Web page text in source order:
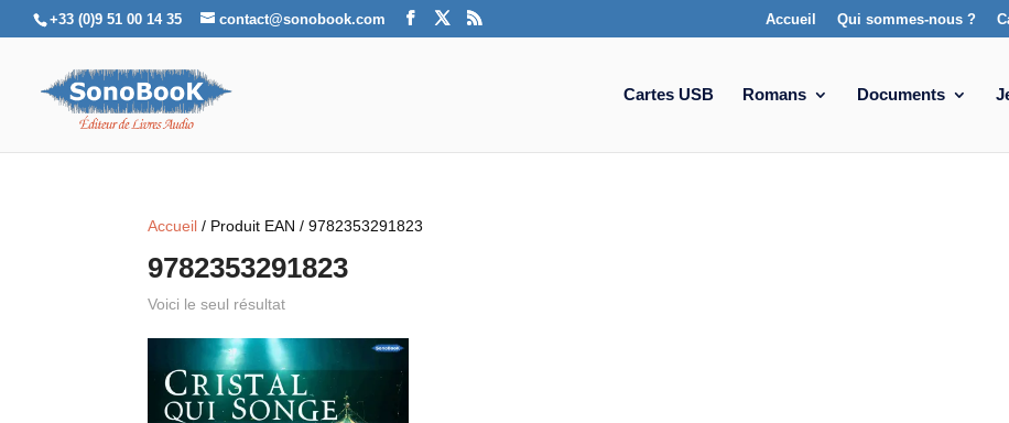
+33 (0)9 51 00 14 35 contact@sonobook.com Accueil Qui sommes-nous ?
Cartes USB Romans Documents
Accueil / Produit EAN / 9782353291823
9782353291823
Voici le seul résultat